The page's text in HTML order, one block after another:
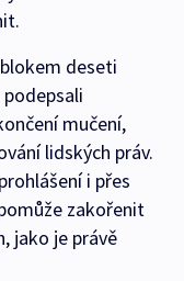
deseti
mučení,
lidských práv.
i přes
zakořenit
jako je právě